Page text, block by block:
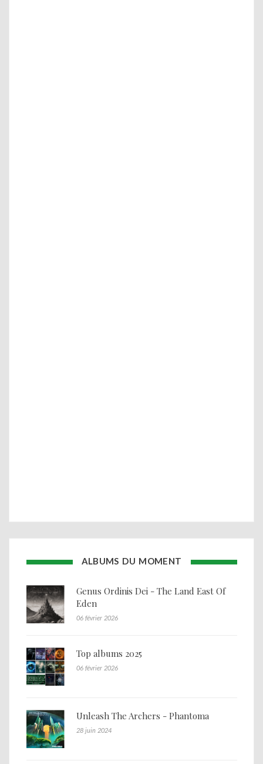
ALBUMS DU MOMENT
Genus Ordinis Dei - The Land East Of
Eden
06 février 2026
Top albums 2025
06 février 2026
Unleash The Archers - Phantoma
28 juin 2024